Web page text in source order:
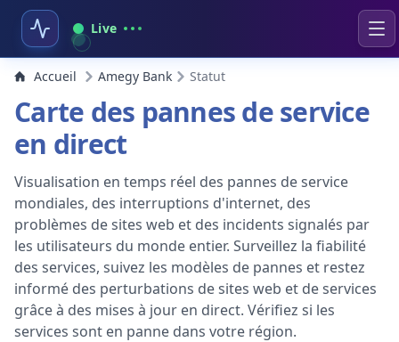
Live
Accueil Amegy Bank Statut
Carte des pannes de service
en direct
Visualisation en temps réel des pannes de service
mondiales, des interruptions d'internet, des
problèmes de sites web et des incidents signalés par
les utilisateurs du monde entier. Surveillez la fiabilité
des services, suivez les modèles de pannes et restez
informé des perturbations de sites web et de services
grâce à des mises à jour en direct. Vérifiez si les
services sont en panne dans votre région.